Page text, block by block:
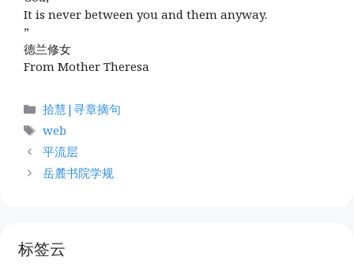
It is never between you and them anyway.
”
德兰修女
From Mother Theresa
分
拾慧|寻章摘句
标
签
web
平流层
岳麓书院学规
标签云